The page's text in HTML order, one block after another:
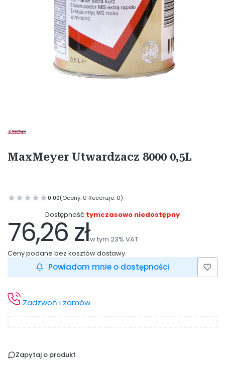
MaxMeyer Utwardzacz 8000 0,5L
0.00(Oceny: 0 Recenzje: 0)
Dostępność:tymczasowo niedostępny
Cena
76,26 złw tym 23% VAT
w tym 23% VAT
Ceny podane bez kosztów dostawy.
Powiadom mnie o dostępności
Zadzwoń i zamów
Zapytaj o produkt